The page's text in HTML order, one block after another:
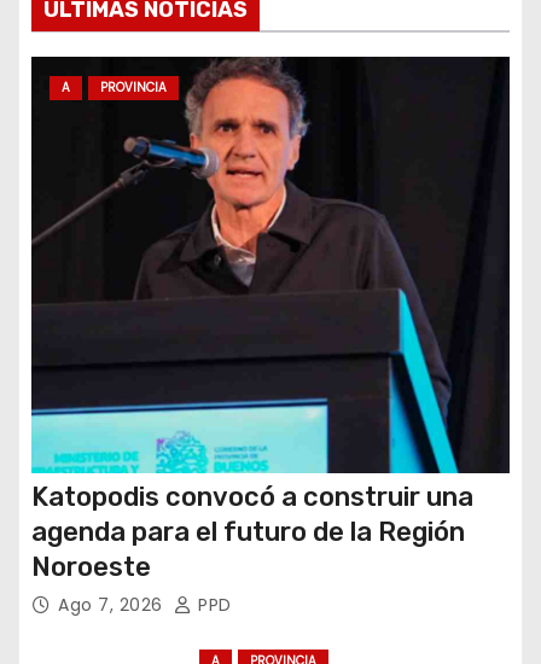
e
n
a
ULTIMAS NOTICIAS
A PROVINCIA
Katopodis convocó a construir una
agenda para el futuro de la Región
Noroeste
Ago 7, 2026 PPD